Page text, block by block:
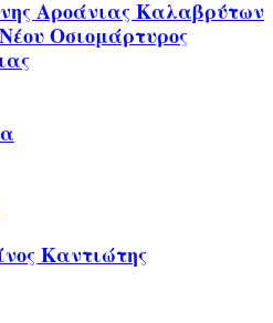
Αροάνιας Καλαβρύτων
Οσιομάρτυρος
Καντιώτης